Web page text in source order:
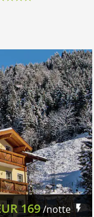
169/notte